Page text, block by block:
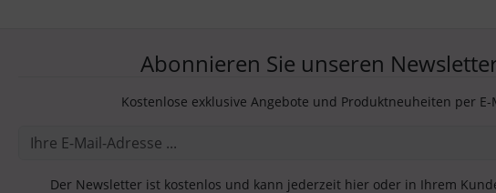
Abonnieren Sie unseren
Kostenlose exklusive Angebote und Produktneuheiten per E-
Der Newsletter ist kostenlos und kann jederzeit hier oder in Ihrem